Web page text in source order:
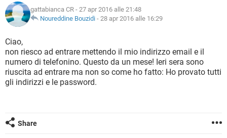
HARDWARE
TIKTOK FACEBOOK
iOS WINDOWS 10
INSTAGRAM
TIKTOK
HARDWARE
INTRATTENIMENTO ANDROID
INSTAGRAM WHATSAPP
TIKTOK FACEBOOK
HARDWARE
GLOSSARIO
COVID-19
INTRATTENIMENTO
iOS WINDOWS 10
INSTAGRAM WHATSAPP
gattabianca CR - 27 apr 2016 alle 21:48
Noureddine Bouzidi - 28 apr 2016 alle 16:29
Ciao,
non riesco ad entrare mettendo il mio indirizzo email e il
numero di telefonino. Questo da un mese! Ieri sera sono
riuscita ad entrare ma non so come ho fatto: Ho provato tutti
gli indirizzi e le password.
Share